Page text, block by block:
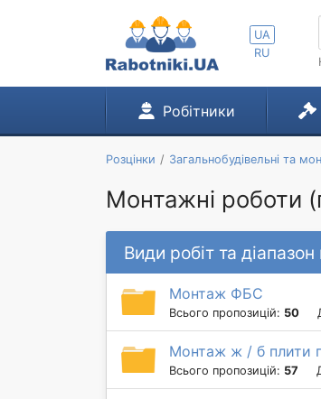
UA
RU
Робітники
Розцінки Загальнобудівельні та
Монтажні роботи
Види робіт та діапазон
Монтаж ФБС
Всього пропозицій: 50
Монтаж ж / б плити
Всього пропозицій: 57